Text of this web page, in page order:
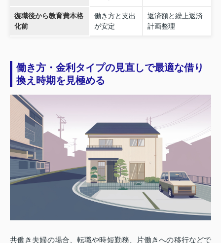
復職後から教育費本格
化前
働き方と支出
が安定
返済額と繰上返済
計画整理
働き方・金利タイプの見直しで最適な借り
換え時期を見極める
共働き夫婦の場合、転職や時短勤務、片働きへの移行などで